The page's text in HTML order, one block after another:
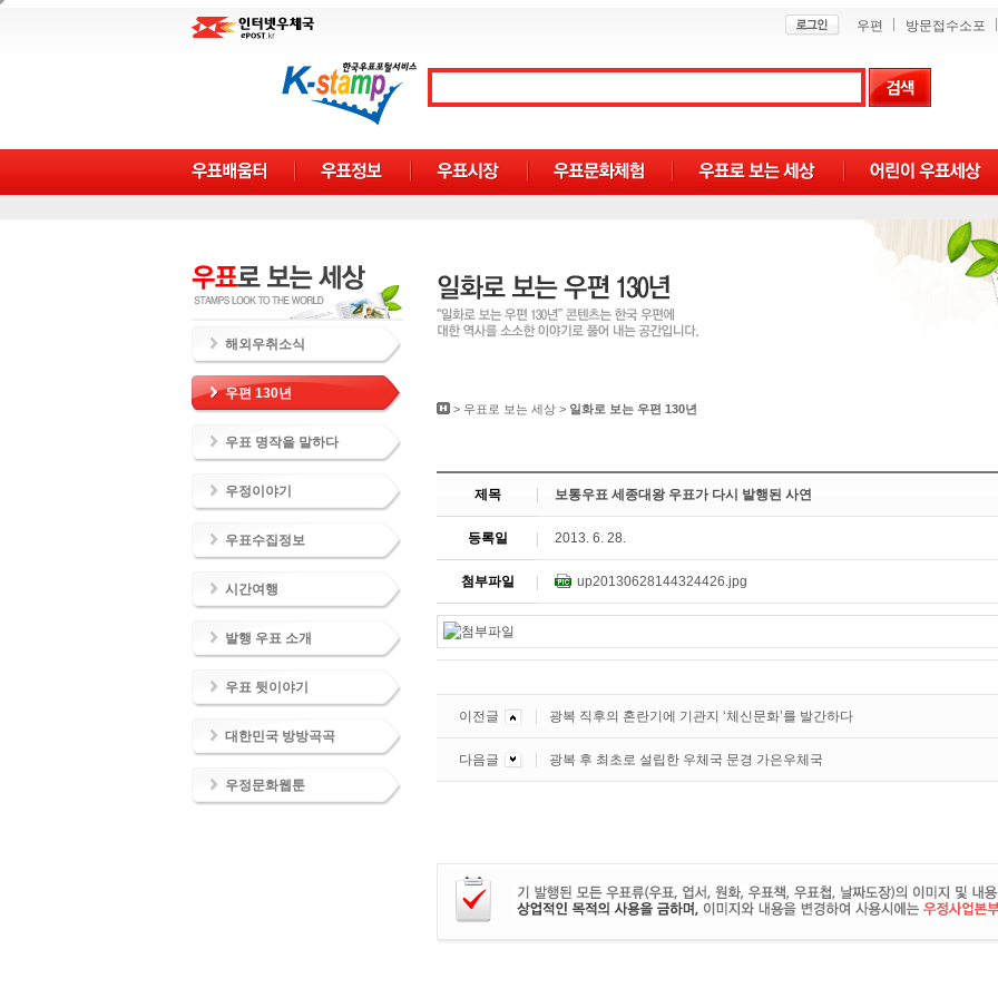
우편 방문접수소포
해외우취소식
우편 130년
우표 명작을 말하다
우정이야기
우표수집정보
시간여행
발행 우표 소개
우표 뒷이야기
대한민국 방방곡곡
우정문화웹툰
> 우표로 보는 세상 > 일화로 보는 우편 130년
제목 보통우표 세종대왕 우표가 다시 발행된 사연
등록일 2013. 6. 28.
첨부파일 up20130628144324426.jpg
이전글 광복 직후의 혼란기에 기관지 ‘체신문화’를 발간하다
다음글 광복 후 최초로 설립한 우체국 문경 가은우체국